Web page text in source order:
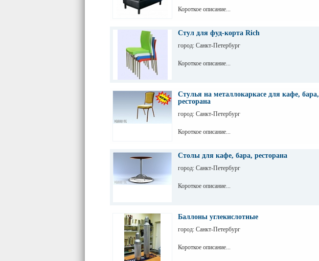
Короткое описание...
Стул для фуд-корта Rich
город: Санкт-Петербург
Короткое описание...
Стулья на металлокаркасе для кафе, бара,
ресторана
город: Санкт-Петербург
Короткое описание...
Столы для кафе, бара, ресторана
город: Санкт-Петербург
Короткое описание...
Баллоны углекислотные
город: Санкт-Петербург
Короткое описание...